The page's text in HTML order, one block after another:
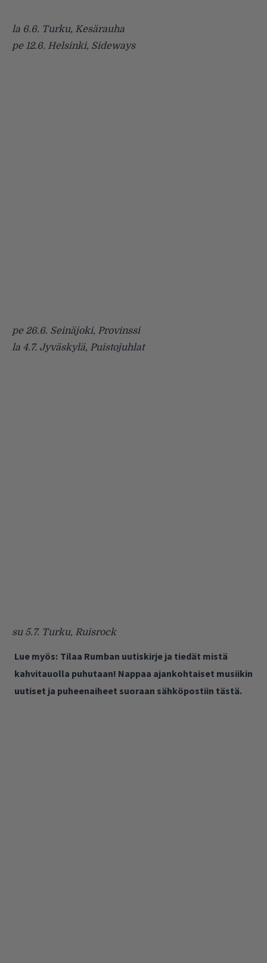
la 6.6. Turku, Kesärauha
pe 12.6. Helsinki, Sideways
pe 26.6. Seinäjoki, Provinssi
la 4.7. Jyväskylä, Puistojuhlat
su 5.7. Turku, Ruisrock
Lue myös: Tilaa Rumban uutiskirje ja tiedät mistä
kahvitauolla puhutaan! Nappaa ajankohtaiset musiikin
uutiset ja puheenaiheet suoraan sähköpostiin tästä.